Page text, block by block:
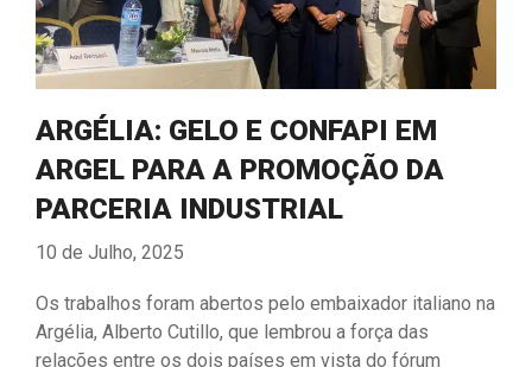
ARGÉLIA: GELO E CONFAPI EM
ARGEL PARA A PROMOÇÃO DA
PARCERIA INDUSTRIAL
10 de Julho, 2025
Os trabalhos foram abertos pelo embaixador italiano na
Argélia, Alberto Cutillo, que lembrou a força das
relações entre os dois países em vista do fórum